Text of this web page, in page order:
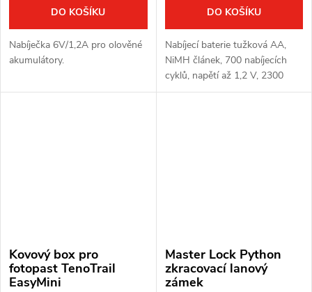
DO KOŠÍKU
Nabíječka 6V/1,2A pro olověné
akumulátory.
DO KOŠÍKU
Nabíjecí baterie tužková AA,
NiMH článek, 700 nabíjecích
cyklů, napětí až 1,2 V, 2300
mAh, 4 v balení Vhodná pro
Kovový box pro
fotopast TenoTrail
EasyMini
Master Lock Python
zkracovací lanový
zámek